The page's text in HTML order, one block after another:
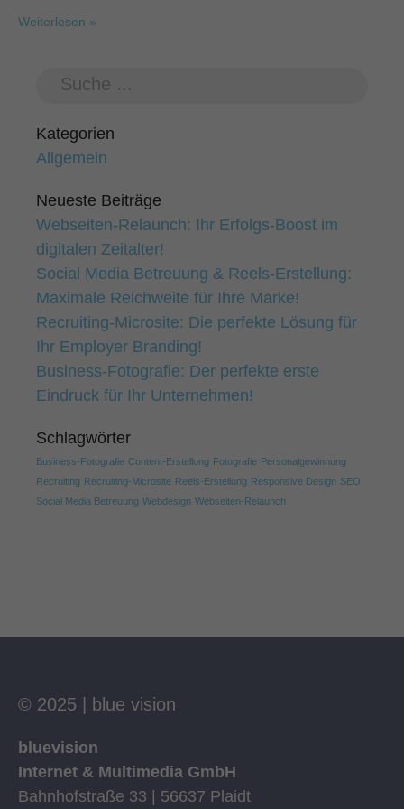
Weiterlesen »
Kategorien
Allgemein
Neueste Beiträge
Webseiten-Relaunch: Ihr Erfolgs-Boost im
digitalen Zeitalter!
Social Media Betreuung & Reels-Erstellung:
Maximale Reichweite für Ihre Marke!
Recruiting-Microsite: Die perfekte Lösung für
Ihr Employer Branding!
Business-Fotografie: Der perfekte erste
Eindruck für Ihr Unternehmen!
Schlagwörter
Business-Fotografie Content-Erstellung Fotografie Personalgewinnung
Recruiting Recruiting-Microsite Reels-Erstellung Responsive Design SEO
Social Media Betreuung Webdesign Webseiten-Relaunch
© 2025 | blue vision
bluevision
Internet & Multimedia GmbH
Bahnhofstraße 33 | 56637 Plaidt
Datenschutzerklärung
Cookies auswählen.
Nur essenzielle Cookies akzeptieren
Datenschutzeinstellungen
Essenzielle Cookies ermöglichen grundlegende Funktionen und sind für
die einwandfreie Funktion der Website erforderlich.
Cookie-Informationen anzeigen
Externe Medien (1)
Inhalte von Videoplattformen und Social-Media-Plattformen werden
standardmäßig blockiert. Wenn Cookies von externen Medien akzeptiert
werden, bedarf der Zugriff auf diese Inhalte keiner manuellen Einwilligung
Cookie-Informationen anzeigen